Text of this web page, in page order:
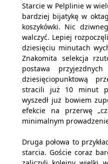
Starcie w Pelplinie w
bardziej bijatykę w
koszykówki. Nic
walczyć. Lepiej
dziesięciu minutach
Znakomita selekcja
postawa
dziesięciopunktową
stracili już 10 minut
wyszedł już bowiem
efekcie na przerwę
minimalnym
Druga połowa to
starcia. Goście coraz